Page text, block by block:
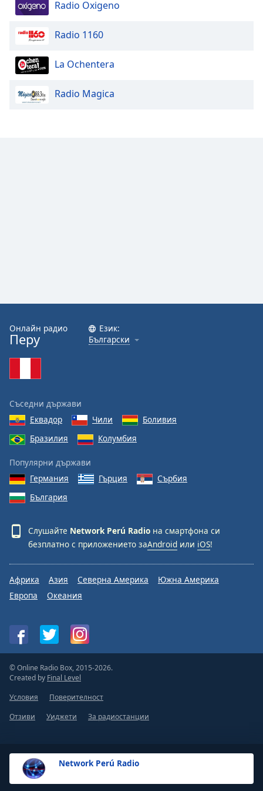
window.
close
Caption
Area
Background
Opacity
Font
Text
Edge
Reset
Modal
Dialog
End
dialog
window.
Network Perú Radio
Radio Oxigeno
Radio 1160
La Ochentera
Radio Magica
Онлайн радио
Перу
Език:
Български
Съседни държави
Еквадор
Чили
Боливия
Бразилия
Колумбия
Популярни държави
Германия
Гърция
Сърбия
България
Слушайте Network Perú Radio на смартфона си
безплатно с приложението заAndroid или iOS!
Африка Азия Северна Америка
Южна Америка
Европа
Океания
© Online Radio Box, 2015-2026.
Created by Final Level
Условия
Поверителност
Отзиви
Уиджети За радиостанции